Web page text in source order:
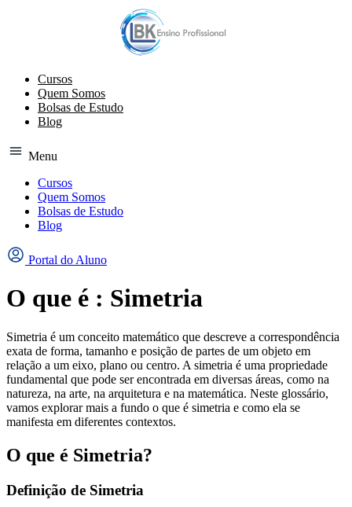
Cursos
Quem Somos
Bolsas de Estudo
Blog
Menu
Cursos
Quem Somos
Bolsas de Estudo
Blog
Portal do Aluno
O que é : Simetria
Simetria é um conceito matemático que descreve a correspondência
exata de forma, tamanho e posição de partes de um objeto em
relação a um eixo, plano ou centro. A simetria é uma propriedade
fundamental que pode ser encontrada em diversas áreas, como na
natureza, na arte, na arquitetura e na matemática. Neste glossário,
vamos explorar mais a fundo o que é simetria e como ela se
manifesta em diferentes contextos.
O que é Simetria?
Definição de Simetria